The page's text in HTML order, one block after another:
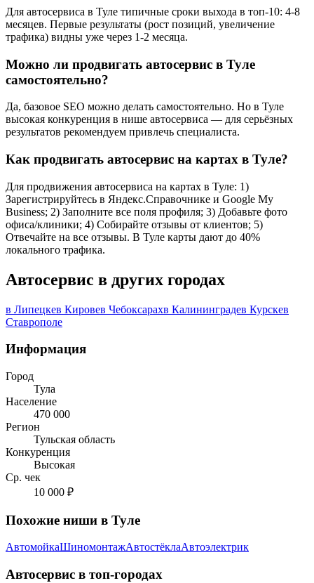
Для автосервиса в Туле типичные сроки выхода в топ-10: 4-8
месяцев. Первые результаты (рост позиций, увеличение
трафика) видны уже через 1-2 месяца.
Можно ли продвигать автосервис в Туле
самостоятельно?
Да, базовое SEO можно делать самостоятельно. Но в Туле
высокая конкуренция в нише автосервиса — для серьёзных
результатов рекомендуем привлечь специалиста.
Как продвигать автосервис на картах в Туле?
Для продвижения автосервиса на картах в Туле: 1)
Зарегистрируйтесь в Яндекс.Справочнике и Google My
Business; 2) Заполните все поля профиля; 3) Добавьте фото
офиса/клиники; 4) Собирайте отзывы от клиентов; 5)
Отвечайте на все отзывы. В Туле карты дают до 40%
локального трафика.
Автосервис в других городах
в Липецкев Кировев Чебоксарахв Калининградев Курскев
Ставрополе
Информация
Город
Тула
Население
470 000
Регион
Тульская область
Конкуренция
Высокая
Ср. чек
10 000 ₽
Похожие ниши в Туле
АвтомойкаШиномонтажАвтостёклаАвтоэлектрик
Автосервис в топ-городах